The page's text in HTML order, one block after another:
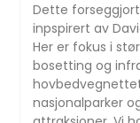
Dette
inpspirert av
Her er fokus i
bosetting og
nasjonalparker